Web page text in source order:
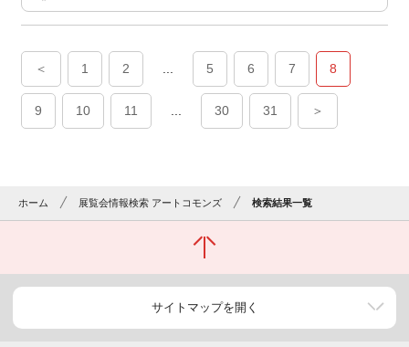
＜ 1 2 5 6 7 8
9 10 11 30 31 ＞
ホーム 展覧会情報検索 アートコモンズ 検索結果一覧
サイトマップを開く